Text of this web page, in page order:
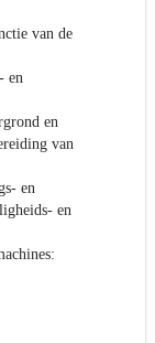
van de
en
en
van
en
en